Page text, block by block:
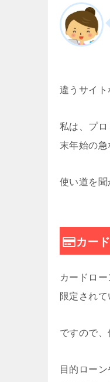
違うサイト
私は、プ
末年始の急
使い道を聞
カー
カードロ
限定されて
ですので
目的ロー